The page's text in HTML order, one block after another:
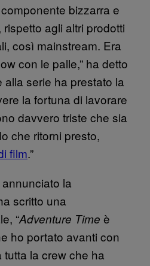
bizzarra e
agli altri prodotti
così mainstream. Era
con le palle,” ha detto
serie ha prestato la
la fortuna di lavorare
davvero triste che sia
che ritorni presto,
film.”
la
scritto una
“Adventure Time è
ho portato avanti con
la crew che ha